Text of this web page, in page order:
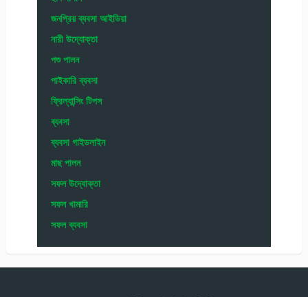
জনপ্রিয় ব্যবসা আইডিয়া
নারী উদ্যোক্তা
পশু পালন
পাইকারি ব্যবসা
ফ্রিল্যান্সিং টিপস
ব্যবসা
ব্যবসা গাইডলাইন
মাছ পালন
সফল উদ্যোক্তা
সফল খামারি
সফল ব্যবসা